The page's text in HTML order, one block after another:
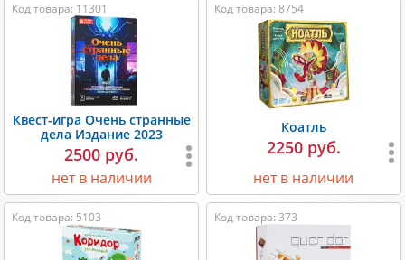
Код товара: 11301
Квест-игра Очень странные
дела Издание 2023
2500 руб.
нет в наличии
Код товара: 8754
Коатль
2250 руб.
нет в наличии
Код товара: 5103 Код товара: 373